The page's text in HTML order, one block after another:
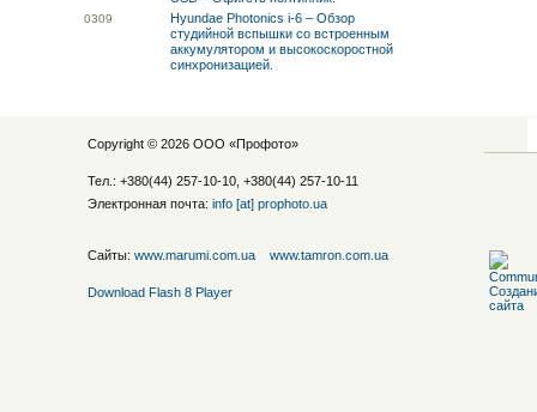
0309
Hyundae Photonics i-6 – Обзор
студийной вспышки со встроенным
аккумулятором и высокоскоростной
синхронизацией.
Copyright © 2026 ООО «Профото»
Тел.: +380(44) 257-10-10, +380(44) 257-10-11
Электронная почта: info [at] prophoto.ua
Сайты: www.marumi.com.ua www.tamron.com.ua
Download Flash 8 Player